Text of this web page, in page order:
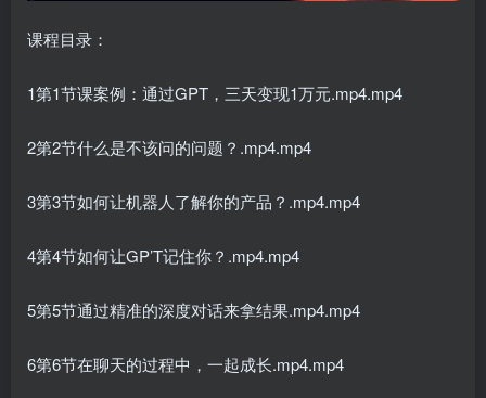
课程目录：
1第1节课案例：通过GPT，三天变现1万元.mp4.mp4
2第2节什么是不该问的问题？.mp4.mp4
3第3节如何让机器人了解你的产品？.mp4.mp4
4第4节如何让GP’T记住你？.mp4.mp4
5第5节通过精准的深度对话来拿结果.mp4.mp4
6第6节在聊天的过程中，一起成长.mp4.mp4